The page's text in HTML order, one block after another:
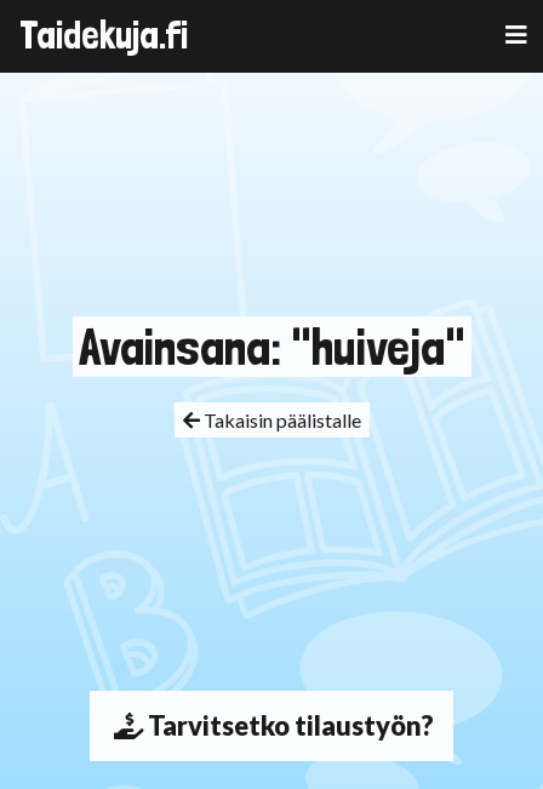
Skip
Taidekuja.fi
Avainsana: "huiveja"
Takaisin päälistalle
Tarvitsetko tilaustyön?